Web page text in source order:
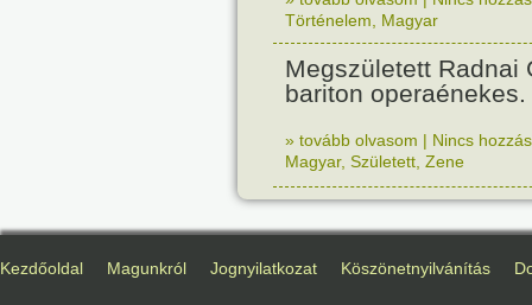
Történelem
Magyar
Megszületett Radnai
bariton operaénekes.
» tovább olvasom | Nincs
Magyar, Született Zene
Kezdőoldal Magunkról Jognyilatkozat Köszönetnyilvánítás